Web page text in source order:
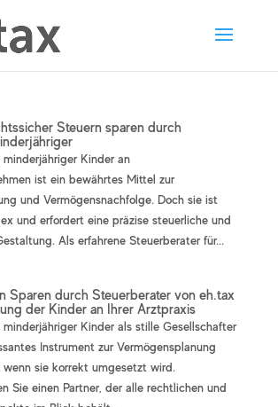
Steuern sparen durch
Kinder an
ist ein bewährtes Mittel zur
und Vermögensnachfolge. Doch sie ist
und erfordert eine präzise steuerliche und
Als erfahrene Steuerberater für...
Sparen durch Steuerberater von eh.tax
der Kinder an Ihrer Arztpraxis
Kinder als stille Gesellschafter
Instrument zur Vermögensplanung
wenn sie korrekt umgesetzt wird.
Sie einen Partner, der alle rechtlichen und